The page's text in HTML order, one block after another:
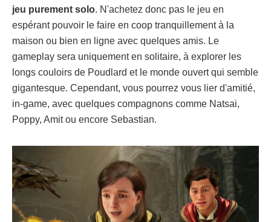
jeu purement solo. N'achetez donc pas le jeu en
espérant pouvoir le faire en coop tranquillement à la
maison ou bien en ligne avec quelques amis. Le
gameplay sera uniquement en solitaire, à explorer les
longs couloirs de Poudlard et le monde ouvert qui semble
gigantesque. Cependant, vous pourrez vous lier d'amitié,
in-game, avec quelques compagnons comme Natsai,
Poppy, Amit ou encore Sebastian.